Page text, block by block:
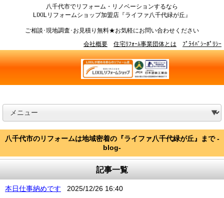
八千代市でリフォーム・リノベーションするなら
LIXILリフォームショップ加盟店『ライファ八千代緑が丘』
ご相談･現地調査･お見積り無料★お気軽にお問い合わせください
会社概要
住宅ﾘﾌｫｰﾑ事業団体とは ﾌﾟﾗｲﾊﾞｼｰﾎﾟﾘｼｰ
八千代市のリフォームは地域密着の『ライファ八千代緑が丘』まで -
blog-
記事一覧
本日仕事納めです
2025/12/26 16:40